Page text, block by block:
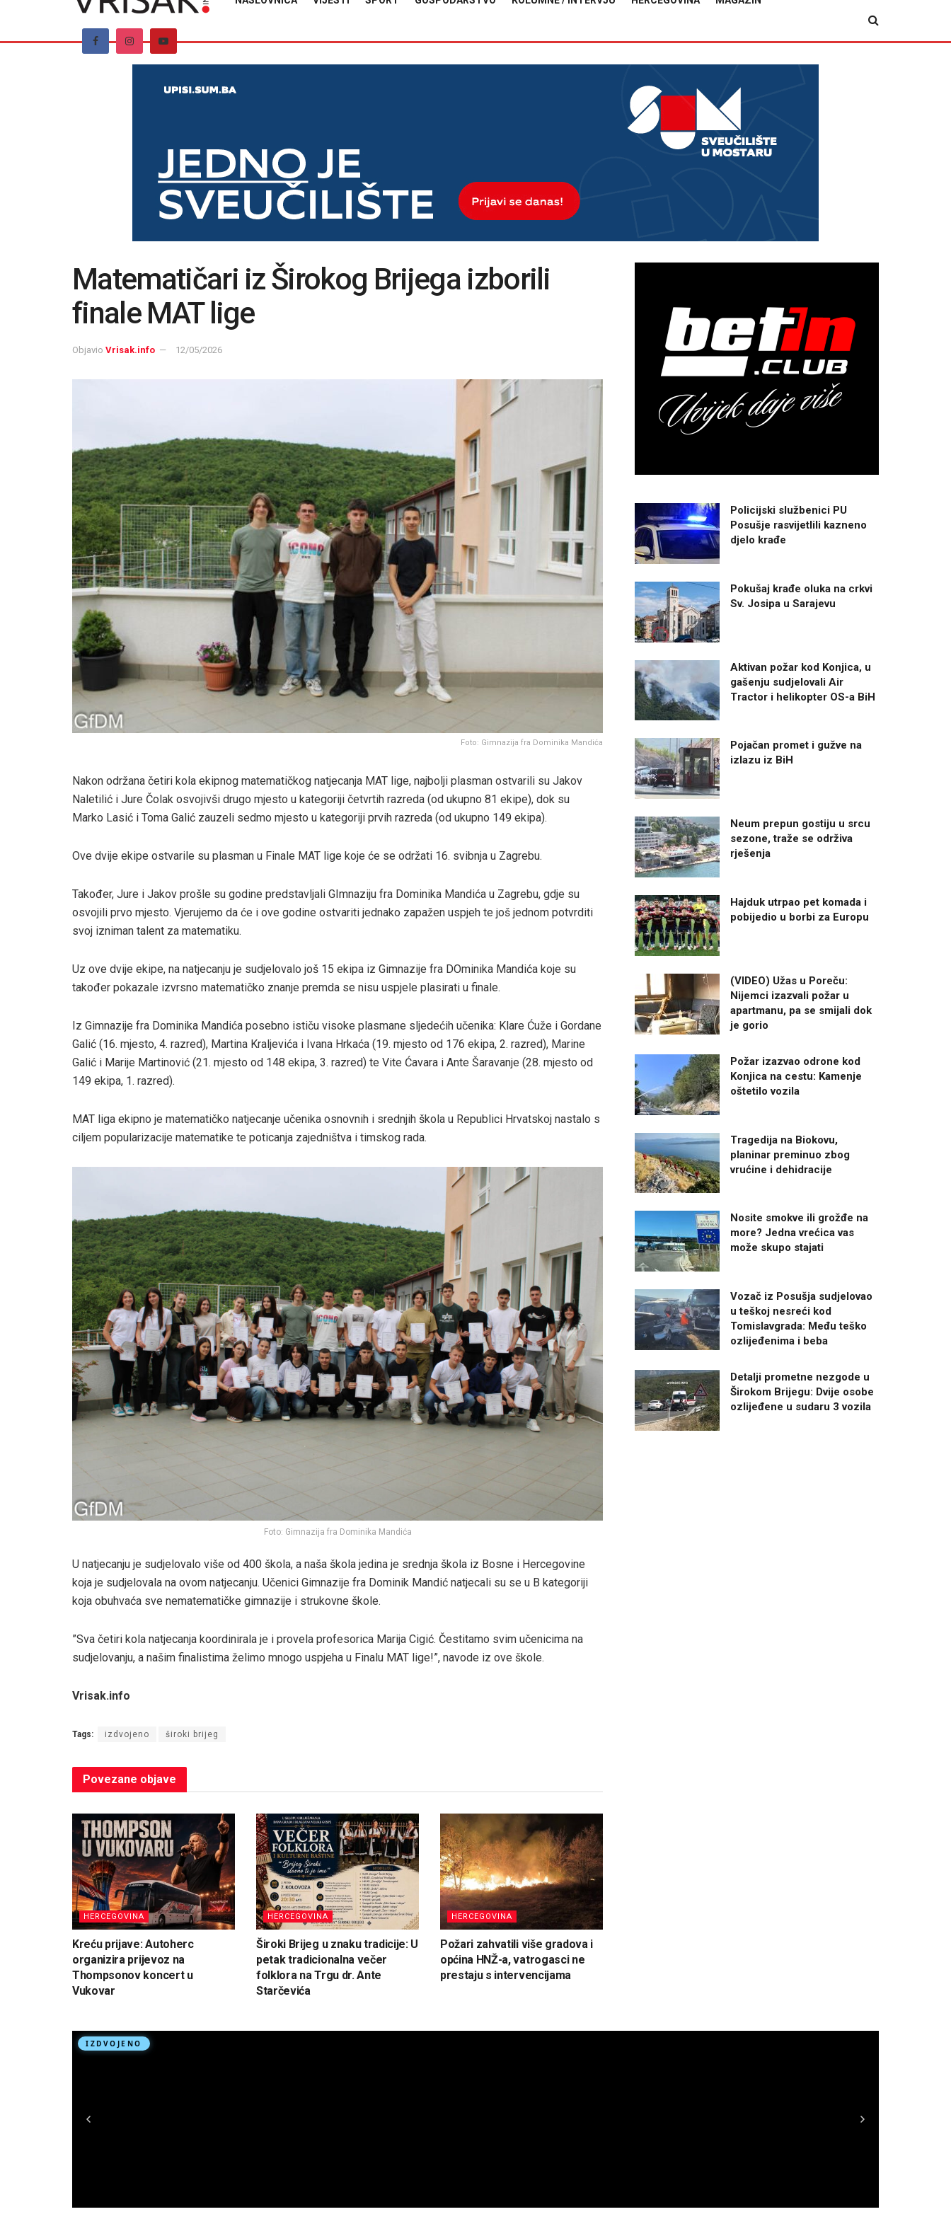
Matematičari iz Širokog Brijega izborili
finale MAT lige
Objavio Vrisak.info 12/05/2026
Foto: Gimnazija fra Dominika Mandića
Nakon održana četiri kola ekipnog matematičkog natjecanja MAT lige, najbolji plasman ostvarili su Jakov
Naletilić i Jure Čolak osvojivši drugo mjesto u kategoriji četvrtih razreda (od ukupno 81 ekipe), dok su
Marko Lasić i Toma Galić zauzeli sedmo mjesto u kategoriji prvih razreda (od ukupno 149 ekipa).
Ove dvije ekipe ostvarile su plasman u Finale MAT lige koje će se održati 16. svibnja u Zagrebu.
Također, Jure i Jakov prošle su godine predstavljali GImnaziju fra Dominika Mandića u Zagrebu, gdje su
osvojili prvo mjesto. Vjerujemo da će i ove godine ostvariti jednako zapažen uspjeh te još jednom potvrditi
svoj izniman talent za matematiku.
Uz ove dvije ekipe, na natjecanju je sudjelovalo još 15 ekipa iz Gimnazije fra DOminika Mandića koje su
također pokazale izvrsno matematičko znanje premda se nisu uspjele plasirati u finale.
Iz Gimnazije fra Dominika Mandića posebno ističu visoke plasmane sljedećih učenika: Klare Ćuže i Gordane
Galić (16. mjesto, 4. razred), Martina Kraljevića i Ivana Hrkaća (19. mjesto od 176 ekipa, 2. razred), Marine
Galić i Marije Martinović (21. mjesto od 148 ekipa, 3. razred) te Vite Ćavara i Ante Šaravanje (28. mjesto od
149 ekipa, 1. razred).
MAT liga ekipno je matematičko natjecanje učenika osnovnih i srednjih škola u Republici Hrvatskoj nastalo s
ciljem popularizacije matematike te poticanja zajedništva i timskog rada.
Foto: Gimnazija fra Dominika Mandića
U natjecanju je sudjelovalo više od 400 škola, a naša škola jedina je srednja škola iz Bosne i Hercegovine
koja je sudjelovala na ovom natjecanju. Učenici Gimnazije fra Dominik Mandić natjecali su se u B kategoriji
koja obuhvaća sve nematematičke gimnazije i strukovne škole.
”Sva četiri kola natjecanja koordinirala je i provela profesorica Marija Cigić. Čestitamo svim učenicima na
sudjelovanju, a našim finalistima želimo mnogo uspjeha u Finalu MAT lige!”, navode iz ove škole.
Vrisak.info
Tags: izdvojeno široki brijeg
Povezane objave
HERCEGOVINA
Kreću prijave: Autoherc
organizira prijevoz na
Thompsonov koncert u
Vukovar
HERCEGOVINA
Široki Brijeg u znaku tradicije: U
petak tradicionalna večer
folklora na Trgu dr. Ante
Starčevića
HERCEGOVINA
Požari zahvatili više gradova i
općina HNŽ-a, vatrogasci ne
prestaju s intervencijama
Policijski službenici PU
Posušje rasvijetlili kazneno
djelo krađe
Pokušaj krađe oluka na crkvi
Sv. Josipa u Sarajevu
Aktivan požar kod Konjica, u
gašenju sudjelovali Air
Tractor i helikopter OS-a BiH
Pojačan promet i gužve na
izlazu iz BiH
Neum prepun gostiju u srcu
sezone, traže se održiva
rješenja
Hajduk utrpao pet komada i
pobijedio u borbi za Europu
(VIDEO) Užas u Poreču:
Nijemci izazvali požar u
apartmanu, pa se smijali dok
je gorio
Požar izazvao odrone kod
Konjica na cestu: Kamenje
oštetilo vozila
Tragedija na Biokovu,
planinar preminuo zbog
vrućine i dehidracije
Nosite smokve ili grožđe na
more? Jedna vrećica vas
može skupo stajati
Vozač iz Posušja sudjelovao
u teškoj nesreći kod
Tomislavgrada: Među teško
ozlijeđenima i beba
Detalji prometne nezgode u
Širokom Brijegu: Dvije osobe
ozlijeđene u sudaru 3 vozila